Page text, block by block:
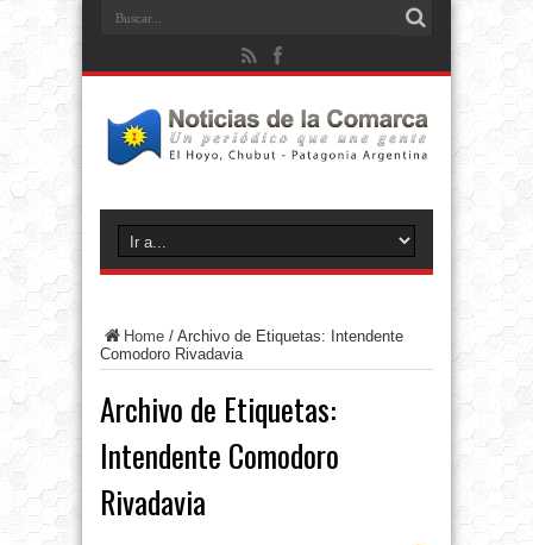
Home / Archivo de Etiquetas: Intendente
Comodoro Rivadavia
Archivo de Etiquetas:
Intendente Comodoro
Rivadavia